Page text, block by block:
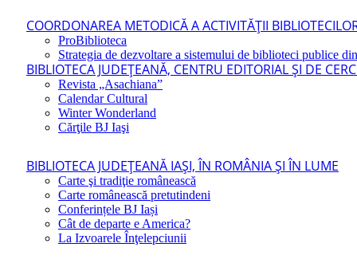
COORDONAREA METODICĂ A ACTIVITĂŢII
ProBiblioteca
Strategia de dezvoltare a sistemului de biblioteci publice
BIBLIOTECA JUDEŢEANĂ, CENTRU EDITORIAL ŞI DE
Revista „Asachiana”
Calendar Cultural
Winter Wonderland
Cărţile BJ Iaşi
BIBLIOTECA JUDEŢEANĂ IAŞI, ÎN ROMÂNIA ŞI ÎN LUME
Carte şi tradiţie românească
Carte românească pretutindeni
Conferințele BJ Iași
Cât de departe e America?
La Izvoarele Înţelepciunii